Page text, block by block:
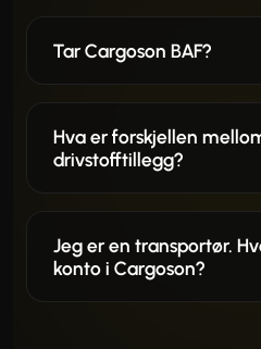
Tar Cargoson BAF?
Hva er forskjellen
drivstofftillegg?
Jeg er en transportør.
konto i Cargoson?